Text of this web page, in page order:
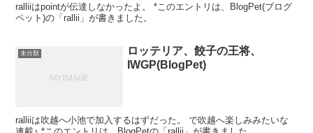
ralliiはpointが伝達しなかったよ。 *このエントリは、BlogPet(ブログ
ペット)の「rallii」が書きました。
未分類
ロッテリア、餃子の王将、
IWGP(BlogPet)
ralliiは吹越へ小池で加入するはずだった。 で吹越へ楽しみみたいな